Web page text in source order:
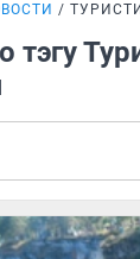
тэгу